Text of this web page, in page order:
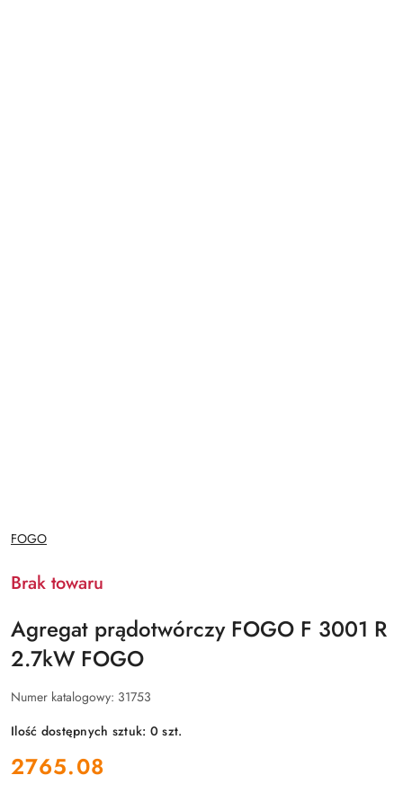
NAZWA
PRODUCENTA:
FOGO
Brak towaru
Agregat prądotwórczy FOGO F 3001 R
2.7kW FOGO
Numer katalogowy: 31753
Ilość dostępnych sztuk: 0szt.
cena:
2765.08